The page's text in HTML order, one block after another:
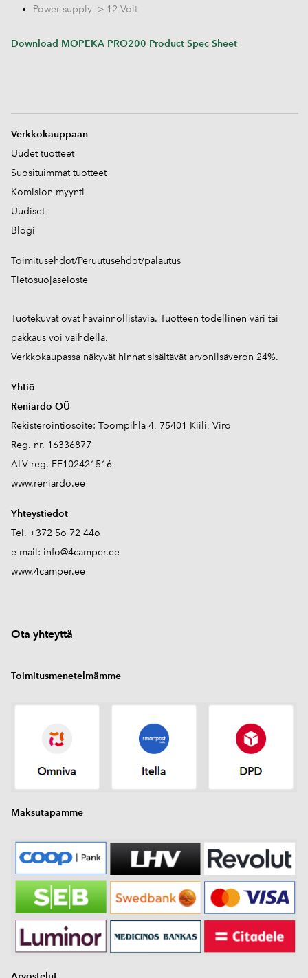
Power supply -> 12 Volt
Download MOPEKA PRO200 Product Spec Sheet
Verkkokauppaan
Uudet tuotteet
Suosituimmat tuotteet
Komision myynti
Uudiset
Blogi
Toimitusehdot/Peruutusehdot/palautus
Tietosuojaseloste
Tuotekuvat ovat havainnollistavia. Tuotteen todellinen väri tai
pakkaus voi vaihdella.
Verkkokaupassa näkyvät hinnat sisältävät arvonlisäveron 24%.
Yhtiö
Reniardo OÜ
Rekisteröintiosoite: Toompihla 4, 75401 Kiili, Viro
Reg. nr. 16336877
ALV reg. EE102421516
www.reniardo.ee
Yhteystiedot
Tel. +372 5o 72 44o
e-mail: info@4camper.ee
www.4camper.ee
Ota yhteyttä
Toimitusmenetelmämme
Maksutapamme